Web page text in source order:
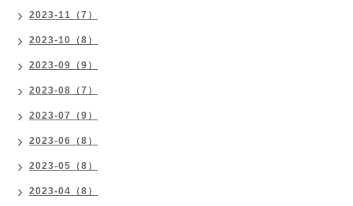
2023-11（7）
2023-10（8）
2023-09（9）
2023-08（7）
2023-07（9）
2023-06（8）
2023-05（8）
2023-04（8）